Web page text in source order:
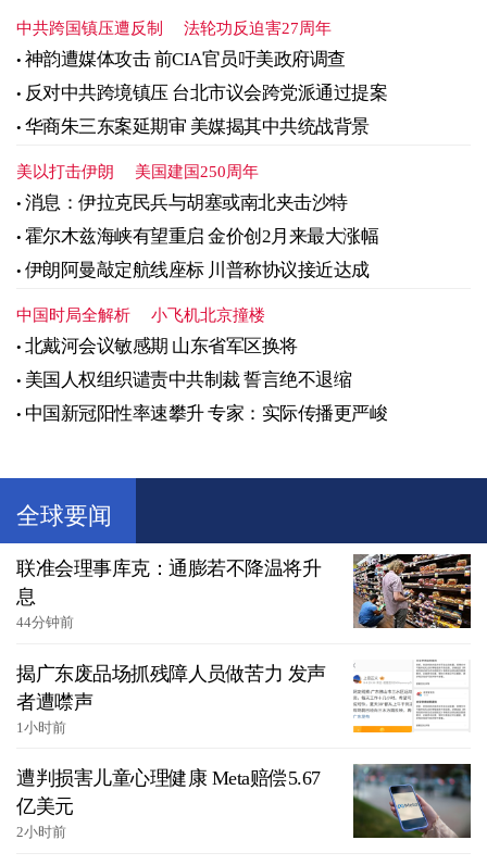
中共跨国镇压遭反制 法轮功反迫害27周年
神韵遭媒体攻击 前CIA官员吁美政府调查
反对中共跨境镇压 台北市议会跨党派通过提案
华商朱三东案延期审 美媒揭其中共统战背景
美以打击伊朗 美国建国250周年
消息：伊拉克民兵与胡塞或南北夹击沙特
霍尔木兹海峡有望重启 金价创2月来最大涨幅
伊朗阿曼敲定航线座标 川普称协议接近达成
中国时局全解析 小飞机北京撞楼
北戴河会议敏感期 山东省军区换将
美国人权组织谴责中共制裁 誓言绝不退缩
中国新冠阳性率速攀升 专家：实际传播更严峻
全球要闻
联准会理事库克：通膨若不降温将升
息
44分钟前
揭广东废品场抓残障人员做苦力 发声
者遭噤声
1小时前
遭判损害儿童心理健康 Meta赔偿5.67
亿美元
2小时前